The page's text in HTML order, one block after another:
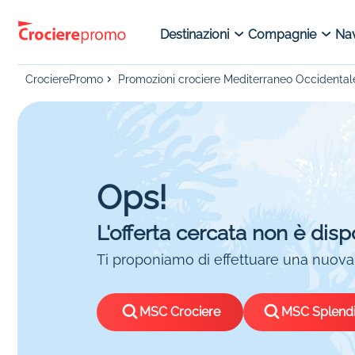
Destinazioni Compagnie
CrocierePromo Promozioni crociere Mediterraneo
Ops!
L'offerta cercata non è
Ti proponiamo di effettuare una
MSC Crociere MSC